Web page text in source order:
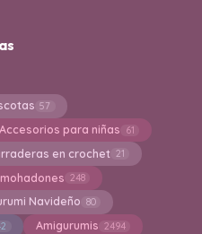
57
Accesorios para niñas 61
en crochet 21
248
Navideño 80
Amigurumis 2494